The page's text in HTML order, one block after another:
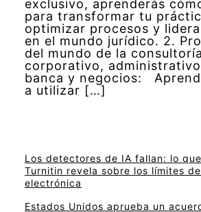
exclusivo, aprenderás
para transformar tu
optimizar procesos y
en el mundo jurídico. 2.
del mundo de la
corporativo,
banca y negocios:
a utilizar […]
Los detectores de IA fallan: lo
Turnitin revela sobre los límites
electrónica
Estados Unidos aprueba un